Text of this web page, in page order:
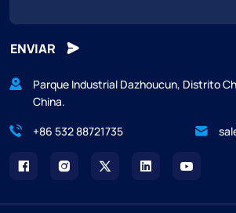
ENVIAR
Parque Industrial Dazhoucun, Distrito
China.
+86 532 88721735